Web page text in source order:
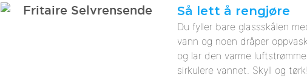
Så lett å rengjøre
Du fyller bare glassskålen
vann og noen dråper
og lar den varme
sirkulere vannet. Skyll og